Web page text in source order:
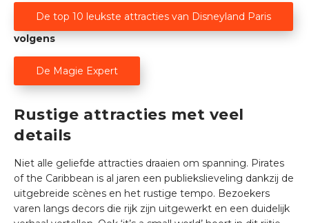
De top 10 leukste attracties van Disneyland Paris
volgens
De Magie Expert
Rustige attracties met veel
details
Niet alle geliefde attracties draaien om spanning. Pirates
of the Caribbean is al jaren een publiekslieveling dankzij de
uitgebreide scènes en het rustige tempo. Bezoekers
varen langs decors die rijk zijn uitgewerkt en een duidelijk